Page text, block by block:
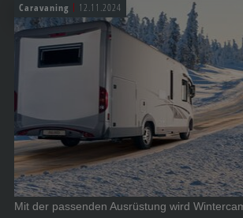
Caravaning 12.11.2024
Mit der passenden Ausrüstung wird